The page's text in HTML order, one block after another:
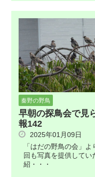
秦野の野鳥
早朝の探鳥会で見
報142
2025年01月09日
「はだの野鳥の会」
回も写真を提供してい
紹・・・